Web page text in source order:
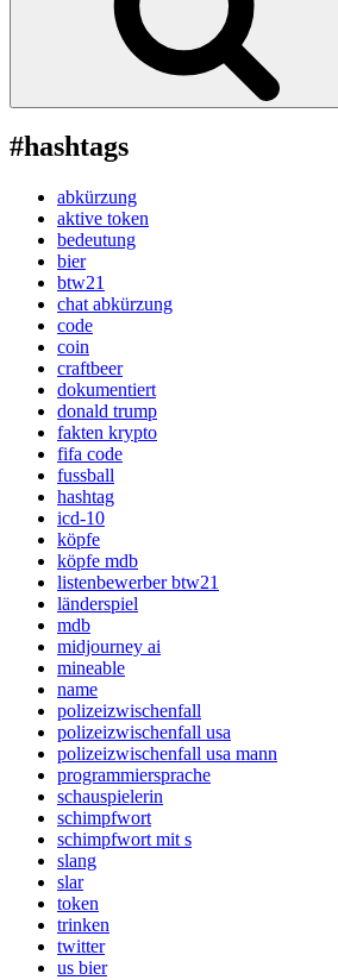
#hashtags
abkürzung
aktive token
bedeutung
bier
btw21
chat abkürzung
code
coin
craftbeer
dokumentiert
donald trump
fakten krypto
fifa code
fussball
hashtag
icd-10
köpfe
köpfe mdb
listenbewerber btw21
länderspiel
mdb
midjourney ai
mineable
name
polizeizwischenfall
polizeizwischenfall usa
polizeizwischenfall usa mann
programmiersprache
schauspielerin
schimpfwort
schimpfwort mit s
slang
slar
token
trinken
twitter
us bier